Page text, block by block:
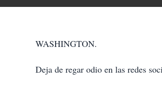
s
o
a
WASHINGTON.
Deja de regar odio en las redes